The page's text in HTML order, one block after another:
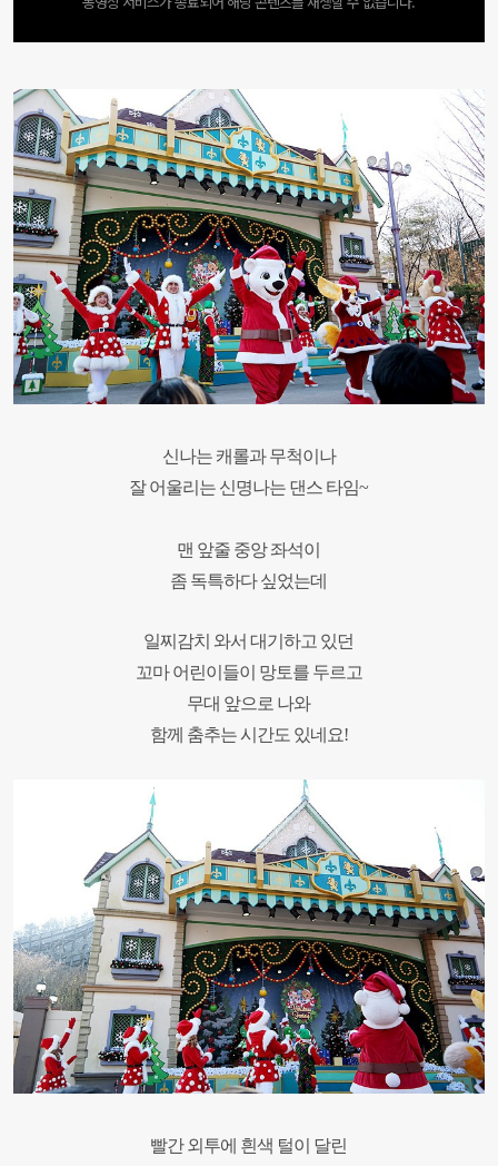
신나는 캐롤과 무척이나
잘 어울리는 신명나는 댄스 타임~
맨 앞줄 중앙 좌석이
좀 독특하다 싶었는데
일찌감치 와서 대기하고 있던
꼬마 어린이들이 망토를 두르고
무대 앞으로 나와
함께 춤추는 시간도 있네요!
빨간 외투에 흰색 털이 달린